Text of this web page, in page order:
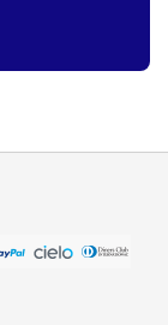
essencial à
com